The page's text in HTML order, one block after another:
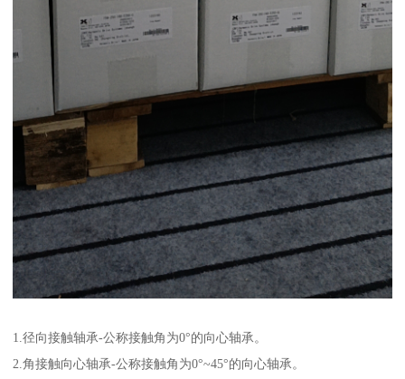
1.径向接触轴承-公称接触角为0°的向心轴承。
2.角接触向心轴承-公称接触角为0°~45°的向心轴承。